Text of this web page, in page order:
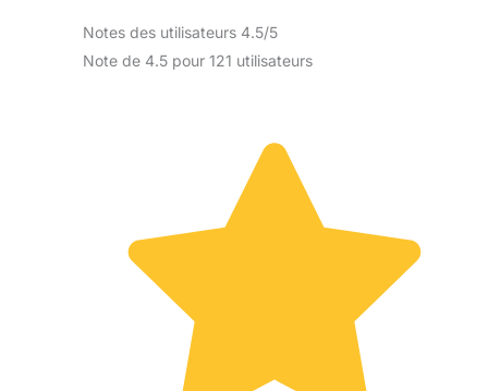
Notes des utilisateurs 4.5/5
Note de 4.5 pour 121 utilisateurs